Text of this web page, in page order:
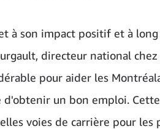
à son impact positif et à
directeur national chez
pour aider les
d'obtenir un bon emploi.
voies de carrière pour les